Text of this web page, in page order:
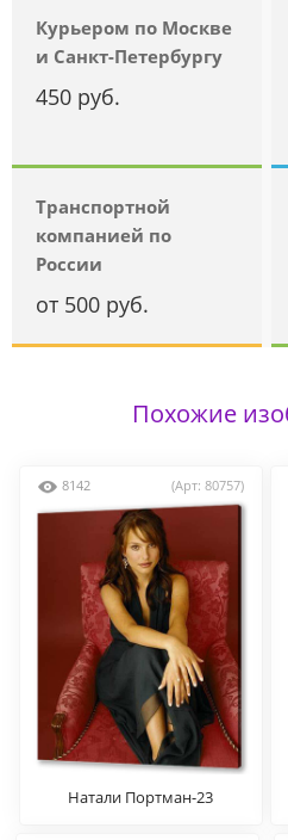
Курьером по Москве
и Санкт-Петербургу
450 руб.
Транспортной
компанией по
России
от 500 руб.
Похожие
8142 (Арт: 80757)
Натали Портман-23